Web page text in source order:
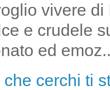
vivere
e crudele
ed
che cerchi ti